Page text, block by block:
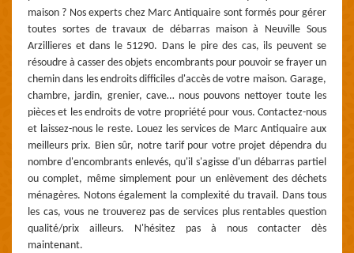
maison ? Nos experts chez Marc Antiquaire sont formés pour gérer
toutes sortes de travaux de débarras maison à Neuville Sous
Arzillieres et dans le 51290. Dans le pire des cas, ils peuvent se
résoudre à casser des objets encombrants pour pouvoir se frayer un
chemin dans les endroits difficiles d'accès de votre maison. Garage,
chambre, jardin, grenier, cave… nous pouvons nettoyer toute les
pièces et les endroits de votre propriété pour vous. Contactez-nous
et laissez-nous le reste. Louez les services de Marc Antiquaire aux
meilleurs prix. Bien sûr, notre tarif pour votre projet dépendra du
nombre d'encombrants enlevés, qu'il s'agisse d'un débarras partiel
ou complet, même simplement pour un enlèvement des déchets
ménagères. Notons également la complexité du travail. Dans tous
les cas, vous ne trouverez pas de services plus rentables question
qualité/prix ailleurs. N'hésitez pas à nous contacter dès
maintenant.